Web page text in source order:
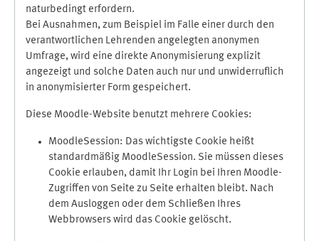
naturbedingt erfordern.
Bei Ausnahmen, zum Beispiel im Falle einer durch den
verantwortlichen Lehrenden angelegten anonymen
Umfrage, wird eine direkte Anonymisierung explizit
angezeigt und solche Daten auch nur und unwiderruflich
in anonymisierter Form gespeichert.
Diese Moodle-Website benutzt mehrere Cookies:
MoodleSession: Das wichtigste Cookie heißt
standardmäßig MoodleSession. Sie müssen dieses
Cookie erlauben, damit Ihr Login bei Ihren Moodle-
Zugriffen von Seite zu Seite erhalten bleibt. Nach
dem Ausloggen oder dem Schließen Ihres
Webbrowsers wird das Cookie gelöscht.